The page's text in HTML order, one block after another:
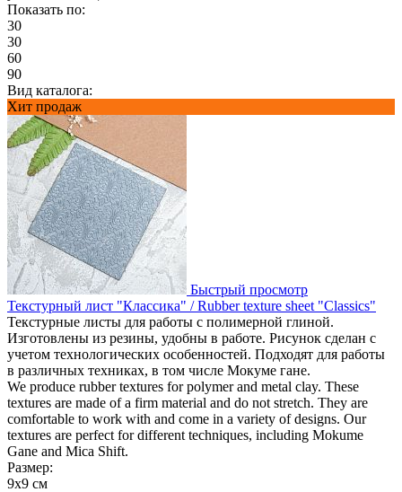
Показать по:
30
30
60
90
Вид каталога:
Хит продаж
Быстрый просмотр
Текстурный лист "Классика" / Rubber texture sheet "Classics"
Текстурные листы для работы с полимерной глиной.
Изготовлены из резины, удобны в работе. Рисунок сделан с
учетом технологических особенностей. Подходят для работы
в различных техниках, в том числе Мокуме гане.
We produce rubber textures for polymer and metal clay. These
textures are made of a firm material and do not stretch. They are
comfortable to work with and come in a variety of designs. Our
textures are perfect for different techniques, including Mokume
Gane and Mica Shift.
Размер:
9х9 см